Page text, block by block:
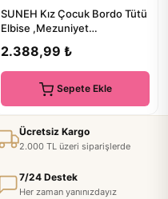
SUNEH Kız Çocuk Bordo Tütü
Elbise ,Mezuniyet
2.388,99 ₺
Sepete Ekle
Ücretsiz Kargo
2.000 TL üzeri siparişlerde
7/24 Destek
Her zaman yanınızdayız